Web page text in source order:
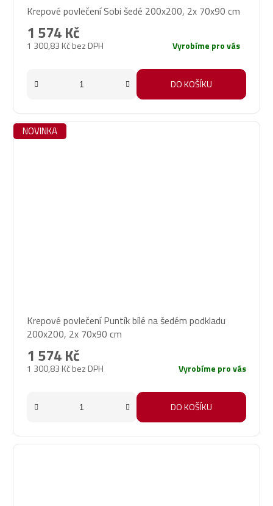
Krepové povlečení Sobi šedé 200x200, 2x 70x90 cm
1 300,83 Kč bez DPH
1 574 Kč
Vyrobíme pro vás
DO KOŠÍKU
NOVINKA
Krepové povlečení Puntík bílé na šedém podkladu
200x200, 2x 70x90 cm
1 300,83 Kč bez DPH
1 574 Kč
Vyrobíme pro vás
DO KOŠÍKU